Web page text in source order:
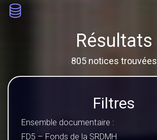
Résultats
805 notices trouvées
Filtres
Ensemble documentaire :